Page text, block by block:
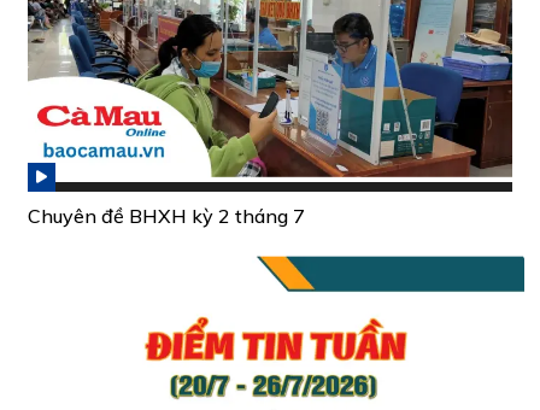
Chuyên đề BHXH kỳ 2 tháng 7